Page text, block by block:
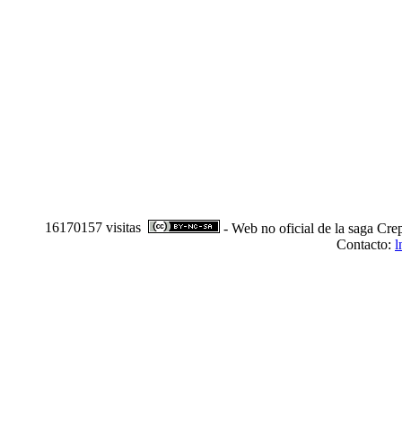
16170157 visitas
- Web no oficial de la saga
Contacto: